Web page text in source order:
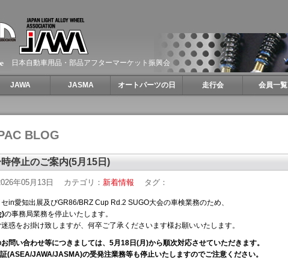
日本自動車用品・部品アフターマーケット振興会
JAWA JASMA オートパーツの日 走行会 会員一覧
BLOG
停止のご案内(5月15日)
年05月13日 カテゴリ： 新着情報 タグ：
in愛知出展及びGR86/BRZ Cup Rd.2 SUGO大会の車検業務のため、
)の事務局業務を停止いたします。
惑をお掛け致しますが、何卒ご了承くださいます様お願いいたします。
問い合わせ等につきましては、5月18日(月)から順次対応させていただきます。
(ASEA/JAWA/JASMA)の受発注業務等も停止いたしますのでご注意ください。